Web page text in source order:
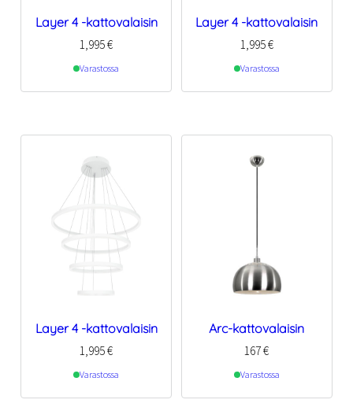
Layer 4 -kattovalaisin
1,995€
Varastossa
Layer 4 -kattovalaisin
1,995€
Varastossa
Layer 4 -kattovalaisin
1,995€
Varastossa
Arc-kattovalaisin
167€
Varastossa